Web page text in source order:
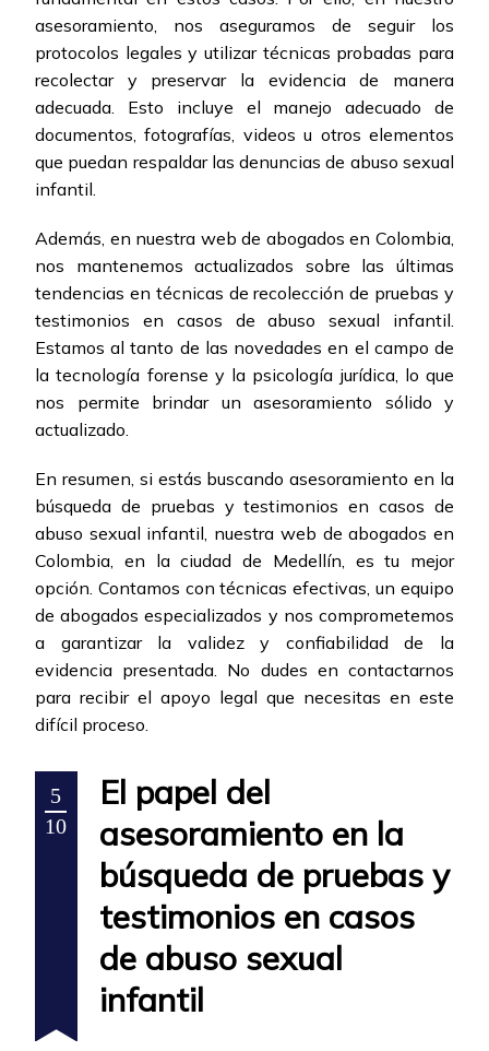
asesoramiento, nos aseguramos de seguir los
protocolos legales y utilizar técnicas probadas para
recolectar y preservar la evidencia de manera
adecuada. Esto incluye el manejo adecuado de
documentos, fotografías, videos u otros elementos
que puedan respaldar las denuncias de abuso sexual
infantil.
Además, en nuestra web de abogados en Colombia,
nos mantenemos actualizados sobre las últimas
tendencias en técnicas de recolección de pruebas y
testimonios en casos de abuso sexual infantil.
Estamos al tanto de las novedades en el campo de
la tecnología forense y la psicología jurídica, lo que
nos permite brindar un asesoramiento sólido y
actualizado.
En resumen, si estás buscando asesoramiento en la
búsqueda de pruebas y testimonios en casos de
abuso sexual infantil, nuestra web de abogados en
Colombia, en la ciudad de Medellín, es tu mejor
opción. Contamos con técnicas efectivas, un equipo
de abogados especializados y nos comprometemos
a garantizar la validez y confiabilidad de la
evidencia presentada. No dudes en contactarnos
para recibir el apoyo legal que necesitas en este
difícil proceso.
5
10
El papel del
asesoramiento en la
búsqueda de pruebas y
testimonios en casos
de abuso sexual
infantil